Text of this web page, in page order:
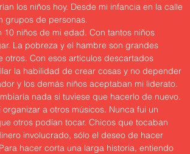
los niños hoy. Desde mi infancia en la calle
grupos de personas.
niños de mi edad. Con tantos niños
La pobreza y el hambre son grandes
Con esos artículos descartados
la habilidad de crear cosas y no depender
y los demás niños aceptaban mi liderato.
nada si tuviese que hacerlo de nuevo.
a otros músicos. Nunca fui un
otros podían tocar. Chicos que tocaban
involucrado, sólo el deseo de hacer
hacer corta una larga historia, entiendo